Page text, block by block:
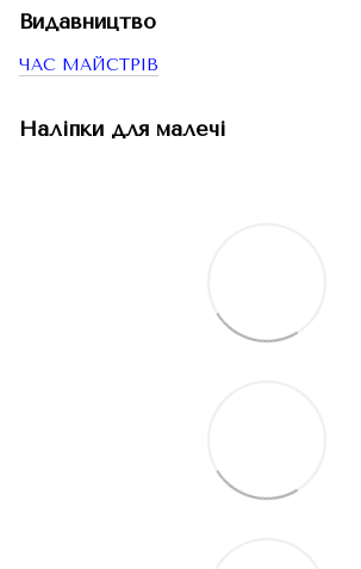
Видавництво
ЧАС МАЙСТРІВ
Наліпки для малечі